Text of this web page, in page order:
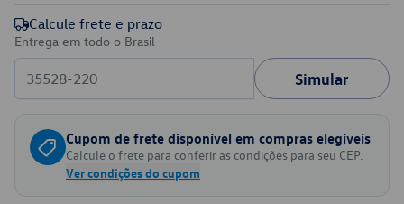
Calcule frete e prazo
Entrega em todo o Brasil
Simular
Cupom de frete disponível em compras elegíveis
Calcule o frete para conferir as condições para seu CEP.
Ver condições do cupom